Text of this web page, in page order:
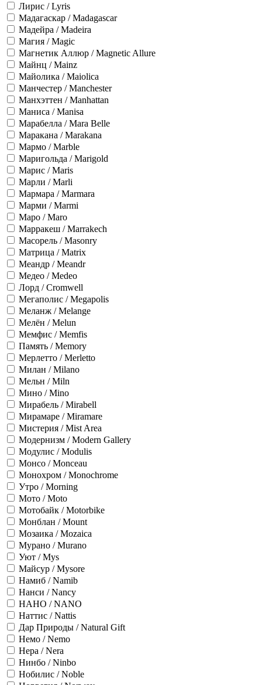
Лирис / Lyris
Мадагаскар / Madagascar
Мадейра / Madeira
Магия / Magic
Магнетик Аллюр / Magnetic Allure
Майнц / Mainz
Майолика / Maiolica
Манчестер / Manchester
Манхэттен / Manhattan
Маниса / Manisa
Марабелла / Mara Belle
Маракана / Marakana
Мармо / Marble
Маригольда / Marigold
Марис / Maris
Марли / Marli
Мармара / Marmara
Марми / Marmi
Маро / Maro
Марракеш / Marrakech
Масорель / Masonry
Матрица / Matrix
Меандр / Meandr
Медео / Medeo
Лорд / Cromwell
Мегаполис / Megapolis
Меланж / Melange
Мелён / Melun
Мемфис / Memfis
Память / Memory
Мерлетто / Merletto
Милан / Milano
Мельн / Miln
Мино / Mino
Мирабель / Mirabell
Мирамаре / Miramare
Мистерия / Mist Area
Модернизм / Modern Gallery
Модулис / Modulis
Монсо / Monceau
Монохром / Monochrome
Утро / Morning
Мото / Moto
Мотобайк / Motorbike
Монблан / Mount
Мозаика / Mozaica
Мурано / Murano
Уют / Mys
Майсур / Mysore
Намиб / Namib
Нанси / Nancy
НАНО / NANO
Наттис / Nattis
Дар Природы / Natural Gift
Немо / Nemo
Нера / Nera
Нинбо / Ninbo
Нобилис / Noble